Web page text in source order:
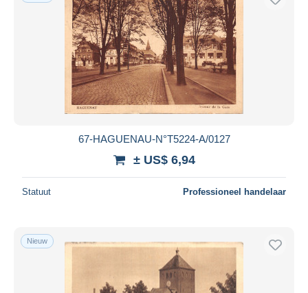
67-HAGUENAU-N°T5224-A/0127
± US$ 6,94
Statuut Professioneel handelaar
Nieuw